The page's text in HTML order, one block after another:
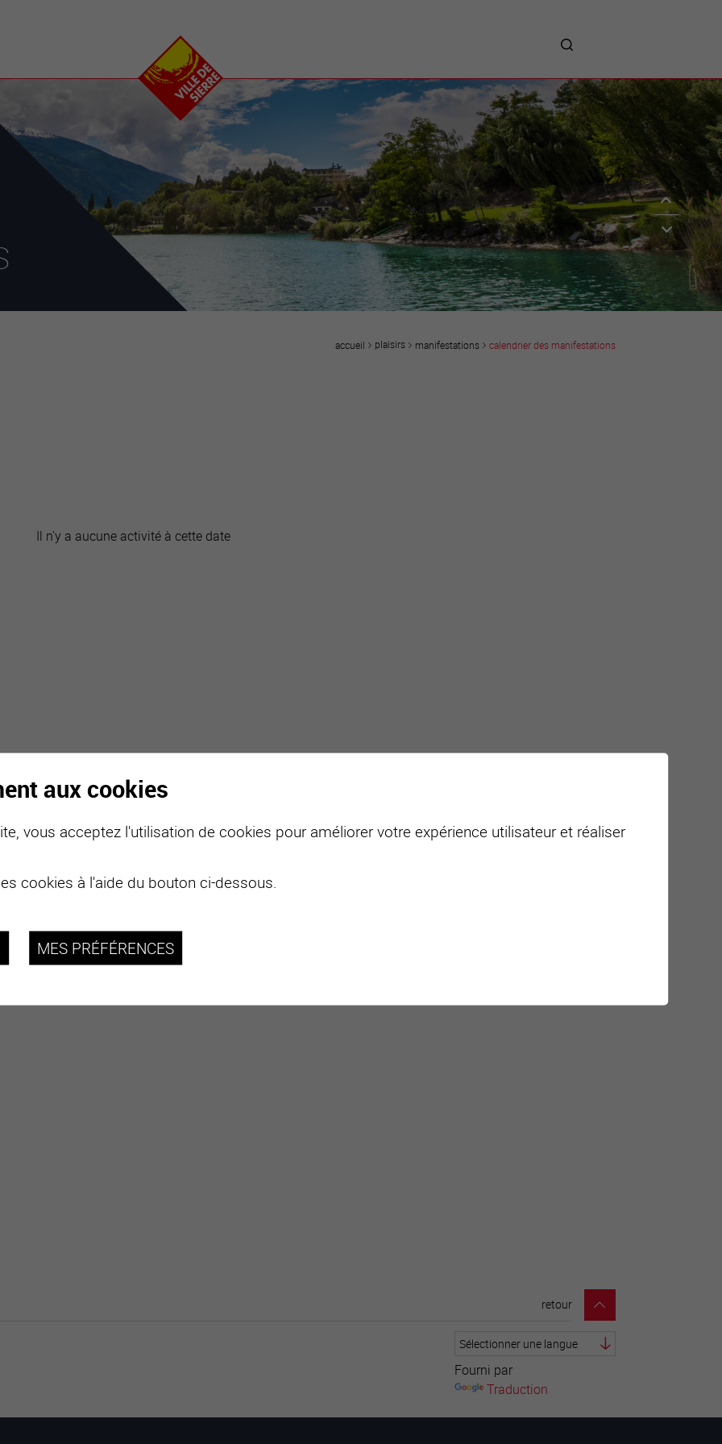
2028
Manifestations
Vins, gastronomie et
séjours
Clubs et associations
Nature
Projets
Chantiers en ville
centre-ville
Prestations
Avantages
Unternehmen :
Willkommen!
Companies : Welcome!
Imprese : benvenute!
accueil plaisirs manifestations calendrier des manifestations
Il n'y a aucune activité à cette date
Fourni par
Traduction
retour
aux cookies
vous acceptez l'utilisation de cookies pour améliorer votre expérience utilisateur et réaliser
cookies à l'aide du bouton ci-dessous.
MES PRÉFÉRENCES